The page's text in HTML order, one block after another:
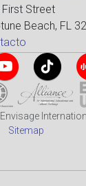
Street
Beach, FL
Sitemap